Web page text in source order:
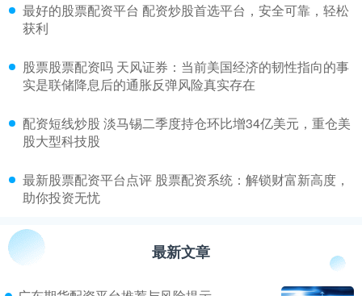
​最好的股票配资平台 配资炒股首选平台，安全可靠，轻松
获利
​股票股票配资吗 天风证券：当前美国经济的韧性指向的事
实是联储降息后的通胀反弹风险真实存在
​配资短线炒股 淡马锡二季度持仓环比增34亿美元，重仓美
股大型科技股
​最新股票配资平台点评 股票配资系统：解锁财富新高度，
助你投资无忧
最新文章